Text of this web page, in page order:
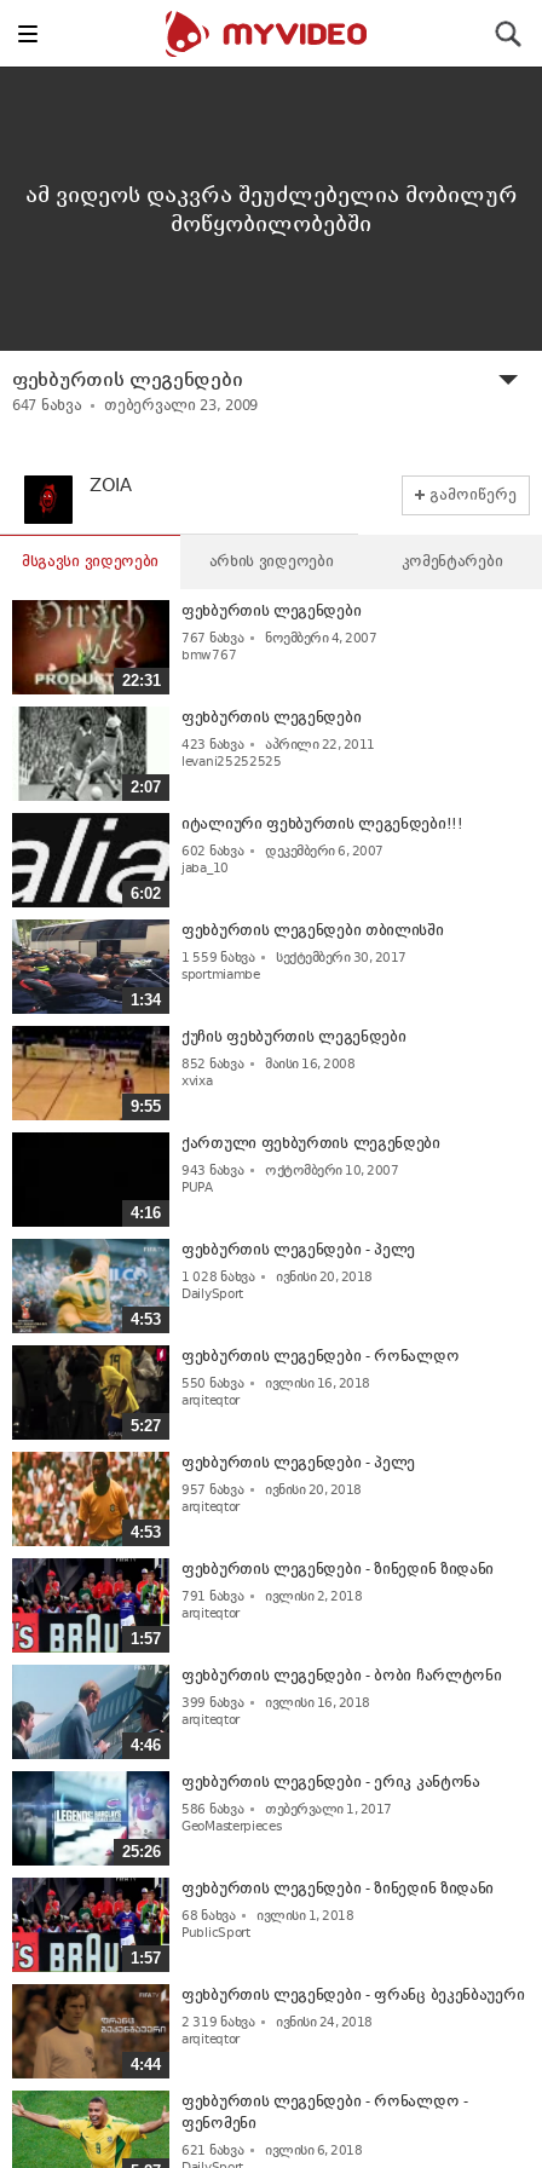
Toggle
ამ ვიდეოს დაკვრა შეუძლებელია მობილურ
მოწყობილობებში
ფეხბურთის ლეგენდები
647 ნახვა თებერვალი 23, 2009
გამოიწერე
ZOIA
მსგავსი ვიდეოები არხის ვიდეოები კომენტარები
22:31
ფეხბურთის ლეგენდები
767 ნახვა
ნოემბერი 4, 2007
bmw767
2:07
ფეხბურთის ლეგენდები
423 ნახვა
აპრილი 22, 2011
levani25252525
6:02
იტალიური ფეხბურთის ლეგენდები!!!
602 ნახვა
დეკემბერი 6, 2007
jaba_10
1:34
ფეხბურთის ლეგენდები თბილისში
1 559 ნახვა
სექტემბერი 30, 2017
sportmiambe
9:55
ქუჩის ფეხბურთის ლეგენდები
852 ნახვა
მაისი 16, 2008
xvixa
4:16
ქართული ფეხბურთის ლეგენდები
943 ნახვა
ოქტომბერი 10, 2007
PUPA
4:53
ფეხბურთის ლეგენდები - პელე
1 028 ნახვა
ივნისი 20, 2018
DailySport
5:27
ფეხბურთის ლეგენდები - რონალდო
550 ნახვა
ივლისი 16, 2018
arqiteqtor
4:53
ფეხბურთის ლეგენდები - პელე
957 ნახვა
ივნისი 20, 2018
arqiteqtor
1:57
ფეხბურთის ლეგენდები - ზინედინ ზიდანი
791 ნახვა
ივლისი 2, 2018
arqiteqtor
4:46
ფეხბურთის ლეგენდები - ბობი ჩარლტონი
399 ნახვა
ივლისი 16, 2018
arqiteqtor
25:26
ფეხბურთის ლეგენდები - ერიკ კანტონა
586 ნახვა
თებერვალი 1, 2017
GeoMasterpieces
1:57
ფეხბურთის ლეგენდები - ზინედინ ზიდანი
68 ნახვა
ივლისი 1, 2018
PublicSport
4:44
ფეხბურთის ლეგენდები - ფრანც ბეკენბაუერი
2 319 ნახვა
ივნისი 24, 2018
arqiteqtor
ფეხბურთის ლეგენდები - რონალდო -
ფენომენი
621 ნახვა
ივლისი 6, 2018